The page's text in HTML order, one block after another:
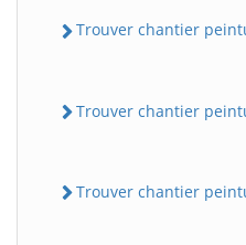
Trouver chantier
Trouver chantier
Trouver chantier